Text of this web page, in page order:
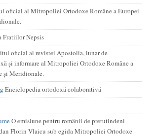
oficial al Mitropoliei Ortodoxe Române a Europei
Fratiilor Nepsis
oficial al revistei Apostolia, lunar de
și informare al Mitropoliei Ortodoxe Române a
și Meridionale.
Enciclopedia ortodoxă colaborativă
O emisiune pentru românii de pretutindeni
Florin Vlaicu sub egida Mitropoliei Ortodoxe